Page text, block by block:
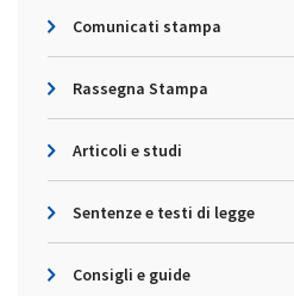
Comunicati stampa
Rassegna Stampa
Articoli e studi
Sentenze e testi di legge
Consigli e guide